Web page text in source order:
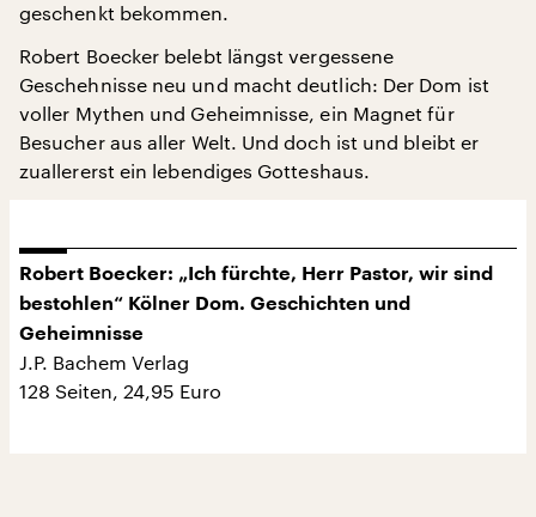
geschenkt bekommen.
Robert Boecker belebt längst vergessene
Geschehnisse neu und macht deutlich: Der Dom ist
voller Mythen und Geheimnisse, ein Magnet für
Besucher aus aller Welt. Und doch ist und bleibt er
zuallererst ein lebendiges Gotteshaus.
Robert Boecker: „Ich fürchte, Herr Pastor, wir sind
bestohlen“ Kölner Dom. Geschichten und
Geheimnisse
J.P. Bachem Verlag
128 Seiten, 24,95 Euro